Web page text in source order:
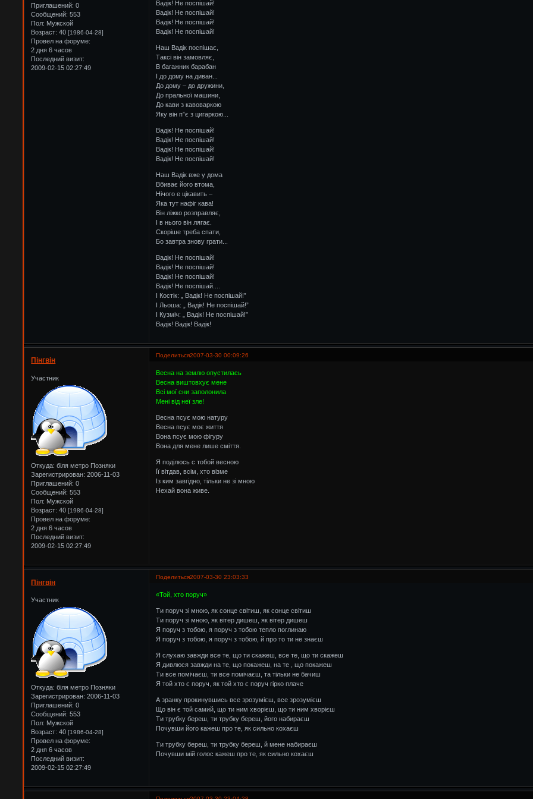
Приглашений: 0
Сообщений: 553
Пол: Мужской
Возраст: 40[1986-04-28]
Провел на форуме:
2 дня 6 часов
Последний визит:
2009-02-15 02:27:49
Вадік! Не поспішай!
Вадік! Не поспішай!
Вадік! Не поспішай!
Вадік! Не поспішай!
Наш Вадік поспішає,
Таксі він замовляє,
В багажник барабан
І до дому на диван...
До дому – до дружини,
До пральної машини,
До кави з кавоваркою
Яку він п”є з цигаркою...
Вадік! Не поспішай!
Вадік! Не поспішай!
Вадік! Не поспішай!
Вадік! Не поспішай!
Наш Вадік вже у дома
Вбиває його втома,
Нічого е цікавить –
Яка тут нафіг кава!
Він ліжко розправляє,
І в нього він лягає.
Скоріше треба спати,
Бо завтра знову грати...
Вадік! Не поспішай!
Вадік! Не поспішай!
Вадік! Не поспішай!
Вадік! Не поспішай....
І Костік: „ Вадік! Не поспішай!”
І Льоша: „ Вадік! Не поспішай!”
І Кузміч: „ Вадік! Не поспішай!”
Вадік! Вадік! Вадік!
Поделиться2007-03-30 00:09:26
Пінгвін
Участник
Откуда: біля метро Позняки
Зарегистрирован: 2006-11-03
Приглашений: 0
Сообщений: 553
Пол: Мужской
Возраст: 40[1986-04-28]
Провел на форуме:
2 дня 6 часов
Последний визит:
2009-02-15 02:27:49
Весна на землю опустилась
Весна виштовхує мене
Всі мої сни заполонила
Мені від неї зле!
Весна псує мою натуру
Весна псує моє життя
Вона псує мою фігуру
Вона для мене лише сміття.
Я поділюсь с тобой весною
Її вітдав, всім, хто візме
Із ким завгідно, тільки не зі мною
Нехай вона живе.
Поделиться2007-03-30 23:03:33
Пінгвін
Участник
Откуда: біля метро Позняки
Зарегистрирован: 2006-11-03
Приглашений: 0
Сообщений: 553
Пол: Мужской
Возраст: 40[1986-04-28]
Провел на форуме:
2 дня 6 часов
Последний визит:
2009-02-15 02:27:49
«Той, хто поруч»
Ти поруч зі мною, як сонце світиш, як сонце світиш
Ти поруч зі мною, як вітер дишеш, як вітер дишеш
Я поруч з тобою, я поруч з тобою тепло поглинаю
Я поруч з тобою, я поруч з тобою, й про то ти не знаєш
Я слухаю завжди все те, що ти скажеш, все те, що ти скажеш
Я дивлюся завжди на те, що покажеш, на те , що покажеш
Ти все помічаєш, ти все помічаєш, та тільки не бачиш
Я той хто є поруч, як той хто є поруч гірко плаче
А зранку прокинувшись все зрозумієш, все зрозумієш
Що він є той самий, що ти ним хворієш, що ти ним хворієш
Ти трубку береш, ти трубку береш, його набираєш
Почувши його кажеш про те, як сильно кохаєш
Ти трубку береш, ти трубку береш, й мене набираєш
Почувши мій голос кажеш про те, як сильно кохаєш